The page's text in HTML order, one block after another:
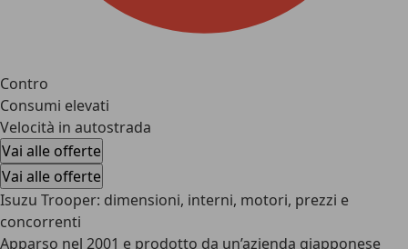
Contro
Consumi elevati
Velocità in autostrada
Vai alle offerte
Vai alle offerte
Isuzu Trooper: dimensioni, interni, motori, prezzi e
concorrenti
Apparso nel 2001 e prodotto da un’azienda giapponese